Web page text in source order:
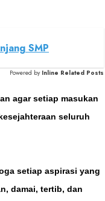
SMP
Powered by Inline Related Posts
agar setiap masukan
seluruh
setiap aspirasi yang
damai, tertib, dan